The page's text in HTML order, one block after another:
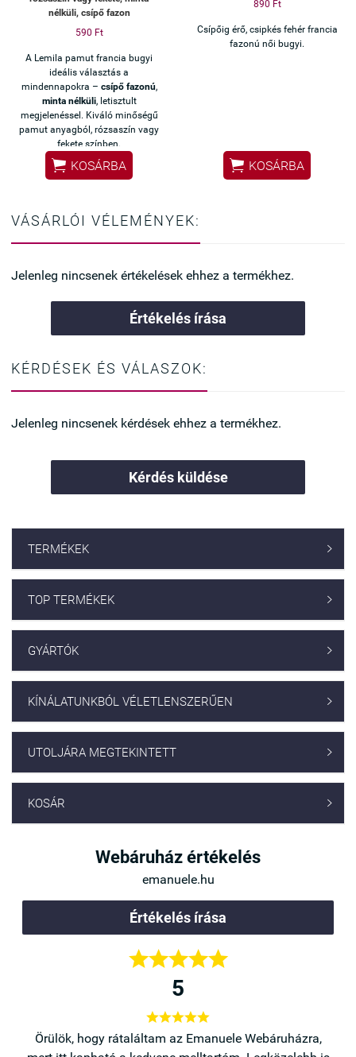
nélküli, csípő fazon
590 Ft
A Lemila pamut francia bugyi
ideális választás a
mindennapokra – csípő fazonú,
minta nélküli, letisztult
megjelenéssel. Kiváló minőségű
pamut anyagból, rózsaszín vagy
fekete színben.
 KOSÁRBA
890 Ft
Csípőig érő, csipkés fehér francia
fazonú női bugyi.
 KOSÁRBA
VÁSÁRLÓI VÉLEMÉNYEK:
Jelenleg nincsenek értékelések ehhez a termékhez.
Értékelés írása
KÉRDÉSEK ÉS VÁLASZOK:
Jelenleg nincsenek kérdések ehhez a termékhez.
Kérdés küldése
TERMÉKEK 
TOP TERMÉKEK 
GYÁRTÓK 
KÍNÁLATUNKBÓL VÉLETLENSZERŰEN 
UTOLJÁRA MEGTEKINTETT 
KOSÁR 
Webáruház értékelés
emanuele.hu
Értékelés írása

5

Örülök, hogy rátaláltam az Emanuele Webáruházra,